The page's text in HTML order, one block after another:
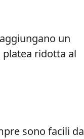
un
ridotta al
sono facili da